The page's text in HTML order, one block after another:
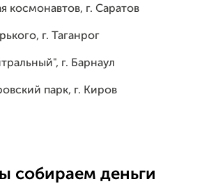
космонавтов, г. Саратов
г. Таганрог
г. Барнаул
парк, г. Киров
собираем деньги